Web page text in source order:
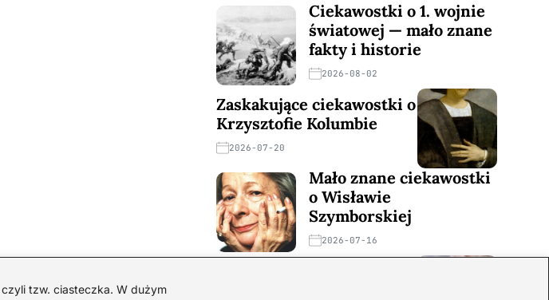
tzw. ciasteczka. W dużym
Ciekawostki o 1. wojnie
światowej — mało znane
fakty i historie
2026-08-02
Zaskakujące ciekawostki o
Krzysztofie Kolumbie
2026-07-20
Mało znane ciekawostki
o Wisławie
Szymborskiej
2026-07-16